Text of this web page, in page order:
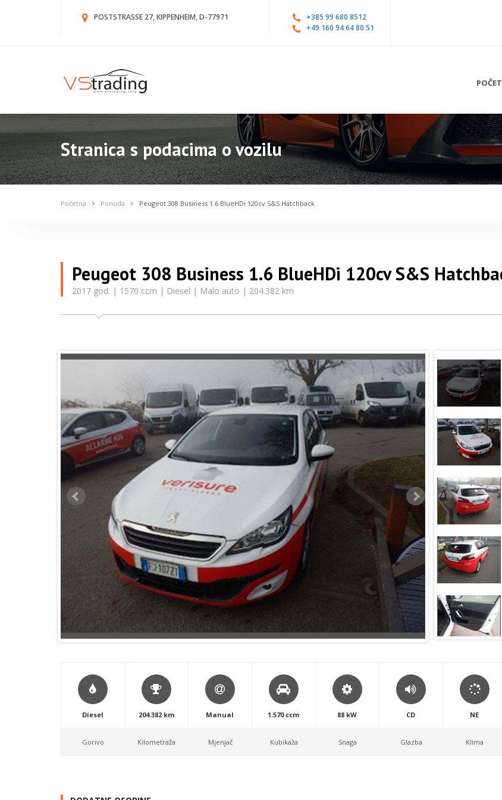
POSTSTRASSE 27, KIPPENHEIM, D-77971
+385 99 680 8512
+49 160 94 64 80 51
Stranica s podacima o vozilu
Početna Ponuda Peugeot 308 Business 1.6 BlueHDi 120cv S&S Hatchback
Peugeot 308 Business 1.6 BlueHDi 120cv S&S
2017 god. | 1570 ccm | Diesel | Malo auto | 204.382 km
Diesel
Gorivo
204.382 km
Kilometraža
Manual
Mjenjač
1.570 ccm
Kubikaža
88 kW
Snaga
CD
Glazba
NE
Klima